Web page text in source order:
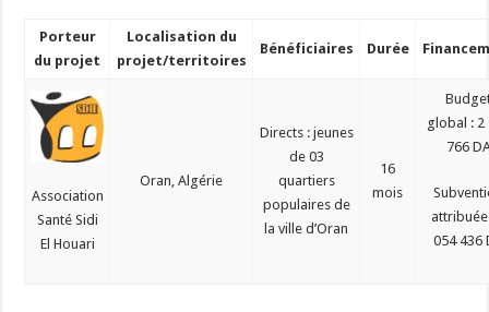
Porteur
du projet
Localisation du
projet/territoires
Bénéficiaires Durée
Association
Santé Sidi
El Houari
Oran, Algérie
Directs : jeunes
de 03
quartiers
populaires de
la ville d’Oran
16
mois
global : 2
766
attribuée
054 436